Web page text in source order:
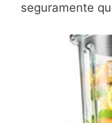
seguramente